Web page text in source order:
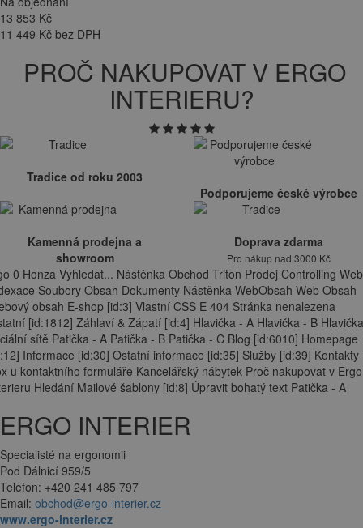
13 853 Kč
11 449 Kč bez DPH
PROČ NAKUPOVAT V ERGO
INTERIERU?
Tradice od roku 2003
Podporujeme české výrobce
Kamenná prodejna a
showroom
Doprava zdarma
Pro nákup nad 3000 Kč
0 Honza Vyhledat... Nástěnka Obchod Triton Prodej Controlling Web
Soubory Obsah Dokumenty Nástěnka WebObsah Web Obsah
obsah E-shop [id:3] Vlastní CSS E 404 Stránka nenalezena
[id:1812] Záhlaví & Zápatí [id:4] Hlavička - A Hlavička - B
sítě Patička - A Patička - B Patička - C Blog [id:6010] Homepage
Informace [id:30] Ostatní informace [id:35] Služby [id:39] Kontakty
u kontaktního formuláře Kancelářský nábytek Proč nakupovat v Ergo
Hledání Mailové šablony [id:8] Úpravit bohatý text Patička - A
ERGO INTERIER
Specialisté na ergonomii
Pod Dálnicí 959/5
Telefon: +420 241 485 797
Email: obchod@ergo-interier.cz
www.ergo-interier.cz